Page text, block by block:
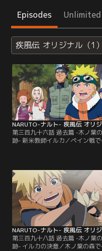
Episodes
疾風伝 オリジナル（1
第三百九十六話 過去篇 -木ノ葉
跡- 新米教師イルカ／ペイン戦で
にあったブランコのついた木が
であることに気づく。それはい
らっ子だったアカデミー時代の
トがよく乗っていたものだった
ルカは当時のことを懐かしく思
す…。【提供：バンダイチャン
ル】
第三百九十八話 過去篇 -木ノ葉
跡- イルカの決意／木ノ葉の森で